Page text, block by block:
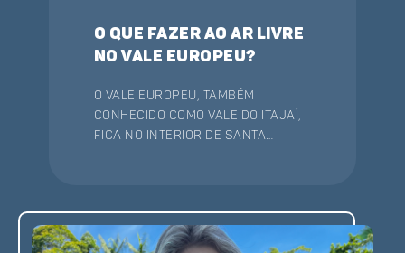
O que fazer ao ar livre
no Vale Europeu?
O Vale Europeu, também
conhecido como Vale do Itajaí,
fica no interior de Santa
italiana no estado, o Vale tem
diversas atrações ao ar livre